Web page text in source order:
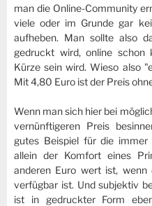
man die Online-Community
viele oder im Grunde gar
aufheben. Man sollte also
gedruckt wird, online
Kürze sein wird. Wieso also
Mit 4,80 Euro ist der Preis
Wenn man sich hier bei
vernünftigeren Preis
gutes Beispiel für die
allein der Komfort eines
anderen Euro wert ist,
verfügbar ist. Und subjektiv
ist in gedruckter Form